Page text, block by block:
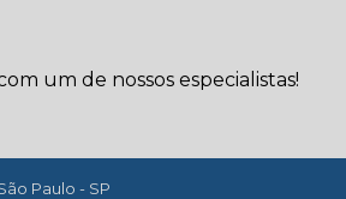
um de nossos especialistas!
Paulo - SP